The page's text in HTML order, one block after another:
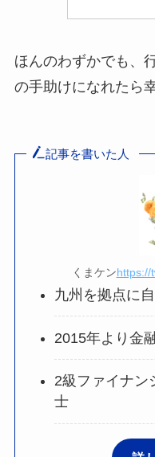
ほんのわずかでも、
の手助けになれたら
記事を書いた人
くまケンhttps://
九州を拠点に
2015年より金
2級ファイナン
士